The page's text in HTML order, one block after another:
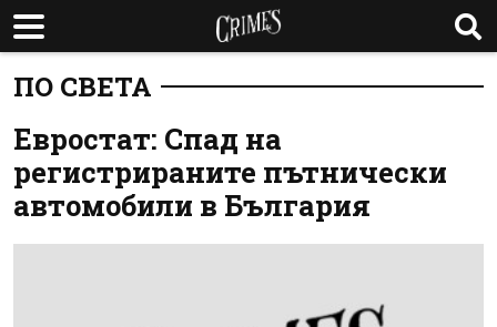
ПО СВЕТА
Евростат: Спад на
регистрираните пътнически
автомобили в България